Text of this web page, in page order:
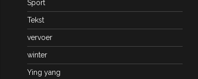
Sport
Tekst
vervoer
winter
Ying yang